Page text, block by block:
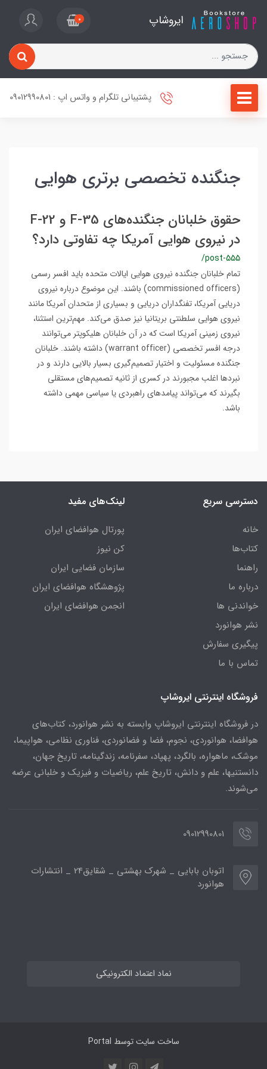
ایروشاپ 0
پشتیبانی تلگرام و واتس اپ : 09012990801
جنگنده تخصصی برتری هوایی
حقوق خلبانان جنگنده‌های F-35 و F-22
در نیروی هوایی آمریکا چه تفاوتی دارد؟
/post-555
تمام خلبانان جنگنده نیروی هوایی ایالات متحده باید افسر رسمی
(commissioned officers) باشند. این موضوع درباره نیروی
دریایی آمریکا، تفنگداران دریایی و بسیاری از متحدان آمریکا مانند
نیروی هوایی سلطنتی بریتانیا نیز صدق می‌کند. مهم‌ترین استثنا،
نیروی زمینی آمریکا است که در آن خلبانان هلیکوپتر می‌توانند
درجه افسر تخصصی (warrant officer) داشته باشند. خلبانان
جنگنده مسئولیت و اختیار تصمیم‌گیری بسیار بالایی دارند و در
نبردها اغلب مجبورند در کسری از ثانیه تصمیم‌های مستقلی
بگیرند که می‌تواند پیامدهای راهبردی یا سیاسی مهمی داشته
باشد.
دسترسی سریع
خانه
کتاب‌ها
راهنما
درباره ما
خواندنی ها
نشر هوانورد
پیگیری سفارش
تماس با ما
لینک‌های مفید
پورتال هوافضای ایران
کن نیوز
سازمان فضایی ایران
پژوهشگاه هوافضای ایران
انجمن هوافضای ایران
فروشگاه اینترنتی ایروشاپ
در فروشگاه اینترنتی ایروشاپ وابسته به نشر هوانورد، کتاب‌های
هوافضا، هوانوردی، نجوم، فضا و فضانوردی، فناوری نظامی، هواپیما،
موشک، ماهواره، بالگرد، پهپاد، سفرنامه، زندگینامه، تاریخ جهان،
دانستنیها، علم و دانش، تاریخ علم، ریاضیات و فیزیک و خلبانی عرضه
می‌شوند.
09012990801
اتوبان بابایی _ شهرک بهشتی _ شقایق24 _ انتشارات
هوانورد
نماد اعتماد الکترونیکی
ساخت سایت توسط Portal